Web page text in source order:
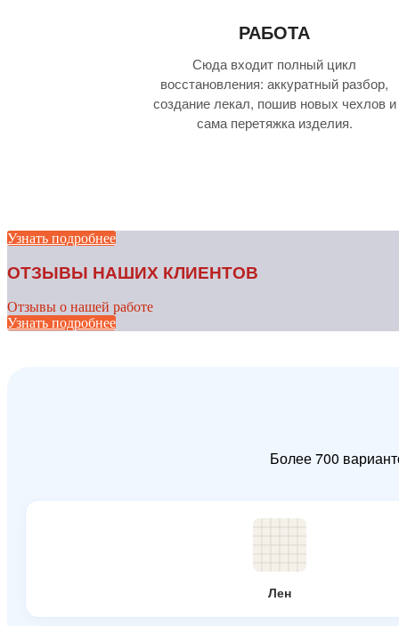
РАБОТА
Сюда входит полный цикл
восстановления: аккуратный разбор,
создание лекал, пошив новых чехлов и
сама перетяжка изделия.
Узнать подробнее
ОТЗЫВЫ НАШИХ КЛИЕНТОВ
Отзывы о нашей работе
Узнать подробнее
Более 700
Лен